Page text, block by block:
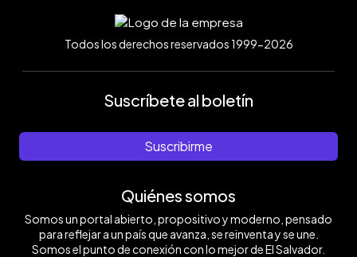
Todos los derechos reservados 1999-2026
Suscríbete al boletín
Suscribirme
Quiénes somos
Somos un portal abierto, propositivo y moderno, pensado
para reflejar a un país que avanza, se reinventa y se une.
Somos el punto de conexión con lo mejor de El Salvador.